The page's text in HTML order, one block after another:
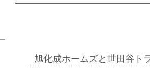
旭化成ホームズと世田谷ト